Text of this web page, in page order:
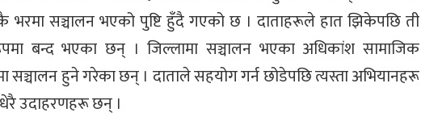
भरमा सञ्चालन भएको पुष्टि हुँदै गएको छ । दाताहरूले हात झिकेपछि ती
बन्द भएका छन् । जिल्लामा सञ्चालन भएका अधिकांश सामाजिक
सञ्चालन हुने गरेका छन् । दाताले सहयोग गर्न छोडेपछि त्यस्ता अभियानहरू
उदाहरणहरू छन् ।